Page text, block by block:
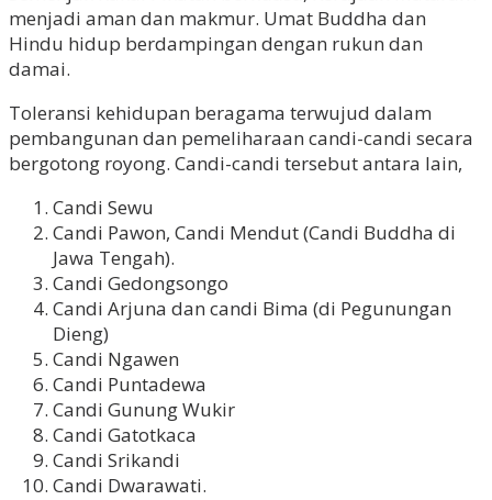
menjadi aman dan makmur. Umat Buddha dan
Hindu hidup berdampingan dengan rukun dan
damai.
Toleransi kehidupan beragama terwujud dalam
pembangunan dan pemeliharaan candi-candi secara
bergotong royong. Candi-candi tersebut antara lain,
Candi Sewu
Candi Pawon, Candi Mendut (Candi Buddha di
Jawa Tengah).
Candi Gedongsongo
Candi Arjuna dan candi Bima (di Pegunungan
Dieng)
Candi Ngawen
Candi Puntadewa
Candi Gunung Wukir
Candi Gatotkaca
Candi Srikandi
Candi Dwarawati.